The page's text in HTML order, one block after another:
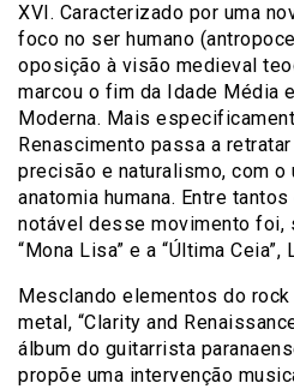
XVI. Caracterizado por uma
foco no ser humano
oposição à visão medieval
marcou o fim da Idade Média
Moderna. Mais
Renascimento passa a
precisão e naturalismo, com
anatomia humana. Entre
notável desse movimento foi,
“Mona Lisa” e a “Última Ceia”,
Mesclando elementos do
metal, “Clarity and
álbum do guitarrista
propõe uma intervenção